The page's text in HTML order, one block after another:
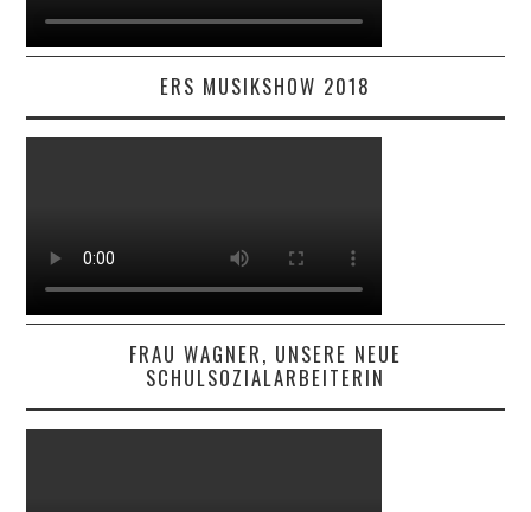
ERS MUSIKSHOW 2018
FRAU WAGNER, UNSERE NEUE
SCHULSOZIALARBEITERIN